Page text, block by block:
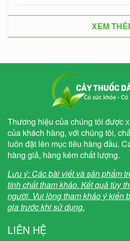
XEM
Thương hiệu của chúng tôi được
của khách hàng, với chúng tôi,
luôn đặt lên mục tiêu hàng đầu.
hàng giả, hàng kém chất lượng.
Lưu ý: Các bài viết và sản phẩm
tính chất tham khảo. Kết quả tùy
người. Vui lòng tham khảo ý kiến
gia trước khi sử dụng.
LIÊN HỆ